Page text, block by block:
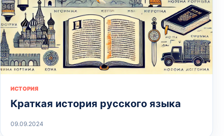
ИСТОРИЯ
Краткая история русского языка
09.09.2024